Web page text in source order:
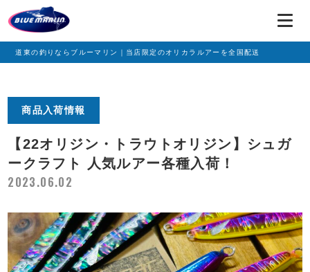
道東の釣りならブルーマリン｜当店限定のオリカラルアーを全国配送
商品入荷情報
【22オリジン・トラウトオリジン】シュガ
ークラフト 人気ルアー各種入荷！
2023.06.02